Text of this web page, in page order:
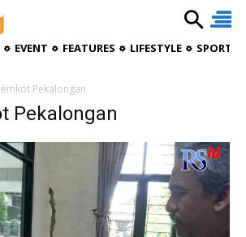
EVENT FEATURES LIFESTYLE
Pekalongan
Pekalongan